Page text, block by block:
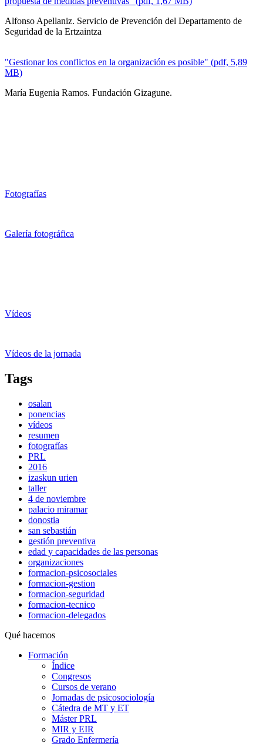
Alfonso Apellaniz. Servicio de Prevención del Departamento de
Seguridad de la Ertzaintza
"Gestionar los conflictos en la organización es posible" (pdf, 5,89
MB)
María Eugenia Ramos. Fundación Gizagune.
Fotografías
Galería fotográfica
Vídeos
Vídeos de la jornada
Tags
osalan
ponencias
vídeos
resumen
fotografías
PRL
2016
izaskun urien
taller
4 de noviembre
palacio miramar
donostia
san sebastián
gestión preventiva
edad y capacidades de las personas
organizaciones
formacion-psicosociales
formacion-gestion
formacion-seguridad
formacion-tecnico
formacion-delegados
Qué hacemos
Formación
Índice
Congresos
Cursos de verano
Jornadas de psicosociología
Cátedra de MT y ET
Máster PRL
MIR y EIR
Grado Enfermería